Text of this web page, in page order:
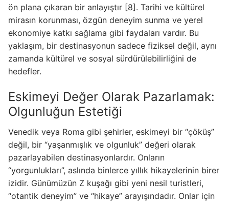
ön plana çıkaran bir anlayıştır [8]. Tarihi ve kültürel
mirasın korunması, özgün deneyim sunma ve yerel
ekonomiye katkı sağlama gibi faydaları vardır. Bu
yaklaşım, bir destinasyonun sadece fiziksel değil, aynı
zamanda kültürel ve sosyal sürdürülebilirliğini de
hedefler.
Eskimeyi Değer Olarak Pazarlamak:
Olgunluğun Estetiği
Venedik veya Roma gibi şehirler, eskimeyi bir “çöküş”
değil, bir “yaşanmışlık ve olgunluk” değeri olarak
pazarlayabilen destinasyonlardır. Onların
“yorgunlukları”, aslında binlerce yıllık hikayelerinin birer
izidir. Günümüzün Z kuşağı gibi yeni nesil turistleri,
“otantik deneyim” ve “hikaye” arayışındadır. Onlar için